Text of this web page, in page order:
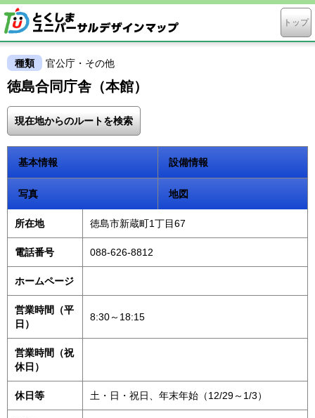
トップ
種類 官公庁・その他
徳島合同庁舎（本館）
現在地からのルートを検索
基本情報 設備情報
写真 地図
所在地 徳島市新蔵町1丁目67
電話番号 088-626-8812
ホームページ
営業時間（平
日）
8:30～18:15
営業時間（祝
休日）
休日等 土・日・祝日、年末年始（12/29～1/3）